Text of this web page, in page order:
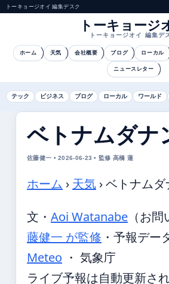
トーキョージオイ 編集デスク
トーキョージ
トーキョージオイ 編集デ
ホーム 天気 会社概要 ブログ ローカル
ニュースレター
テック ビジネス ブログ ローカル ワールド
ベトナムダナ
佐藤健一 • 2026-06-23 • 監修 高橋 蓮
ホーム › 天気 ›ベトナム
文・ Aoi Watanabe （お問
藤健一 が監修 ・ 予報デー
Meteo ・ 気象庁
ライブ予報は自動更新され